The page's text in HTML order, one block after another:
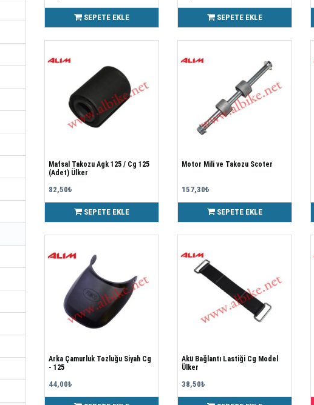
SEPETE EKLE SEPETE EKLE
Mafsal Takozu Agk 125 / Cg 125
(Adet) Ülker
82,50₺
SEPETE EKLE
Motor Mili ve Takozu Scoter
157,30₺
SEPETE EKLE
Arka Çamurluk Tozluğu Siyah Cg
- 125
44,00₺
Akü Bağlantı Lastiği Cg Model
Ülker
38,50₺